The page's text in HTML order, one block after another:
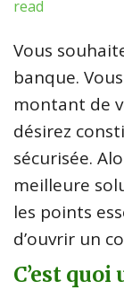
read
Vous
banque.
montant de
désirez
sécurisée.
meilleure
les points
d’ouvrir un
C’est